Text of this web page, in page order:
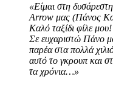
«Είμαι στη
Arrow μας (Πάνος
Καλό ταξίδι φίλε μου!
Σε ευχαριστώ Πάνο
παρέα στα πολλά
αυτό το γκρουπ και
τα χρόνια…»